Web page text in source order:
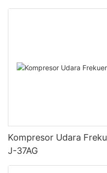
Kompresor Udara
J-37AG